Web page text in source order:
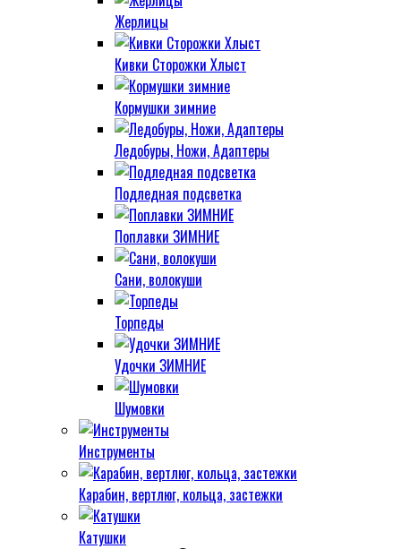
Жерлицы
Кивки Сторожки Хлыст
Кормушки зимние
Ледобуры, Ножи, Адаптеры
Подледная подсветка
Поплавки ЗИМНИЕ
Сани, волокуши
Торпеды
Удочки ЗИМНИЕ
Шумовки
Инструменты
Карабин, вертлюг, кольца, застежки
Катушки